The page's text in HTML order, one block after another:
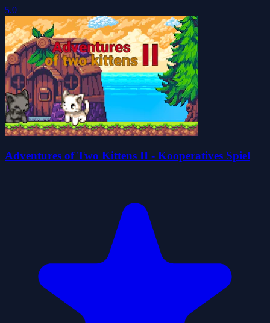
5.0
Adventures of Two Kittens II - Kooperatives Spiel